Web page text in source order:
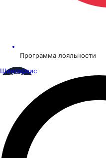
Программа лояльности
Шинсервис